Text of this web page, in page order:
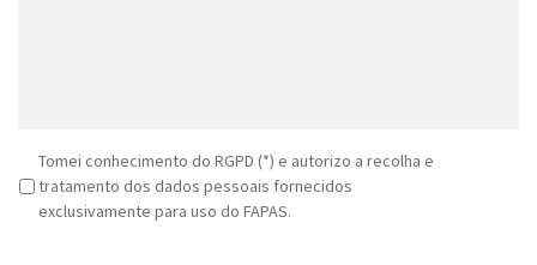
G
Tomei conhecimento do RGPD (*) e autorizo a recolha e
tratamento dos dados pessoais fornecidos
exclusivamente para uso do FAPAS.